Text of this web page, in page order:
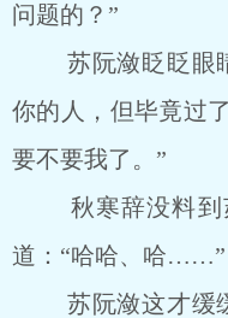
问题的？”
苏阮潋眨眨眼睛
你的人，但毕竟过
要不要我了。”
秋寒辞没料到
道：“哈哈、哈……”
苏阮潋这才缓缓